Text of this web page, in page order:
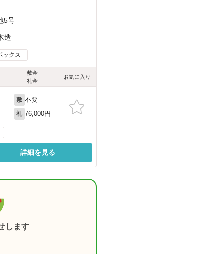
5号
造
ックス
敷金
礼金
お気に入り
敷 不要
礼 76,000円
詳細を見る
します